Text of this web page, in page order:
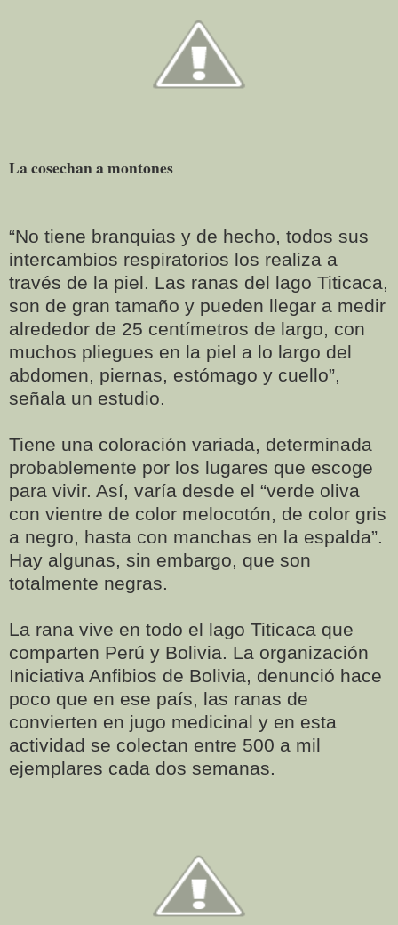
La cosechan a montones
“No tiene branquias y de hecho, todos sus
intercambios respiratorios los realiza a
través de la piel. Las ranas del lago Titicaca,
son de gran tamaño y pueden llegar a medir
alrededor de 25 centímetros de largo, con
muchos pliegues en la piel a lo largo del
abdomen, piernas, estómago y cuello”,
señala un estudio.
Tiene una coloración variada, determinada
probablemente por los lugares que escoge
para vivir. Así, varía desde el “verde oliva
con vientre de color melocotón, de color gris
a negro, hasta con manchas en la espalda”.
Hay algunas, sin embargo, que son
totalmente negras.
La rana vive en todo el lago Titicaca que
comparten Perú y Bolivia. La organización
Iniciativa Anfibios de Bolivia, denunció hace
poco que en ese país, las ranas de
convierten en jugo medicinal y en esta
actividad se colectan entre 500 a mil
ejemplares cada dos semanas.